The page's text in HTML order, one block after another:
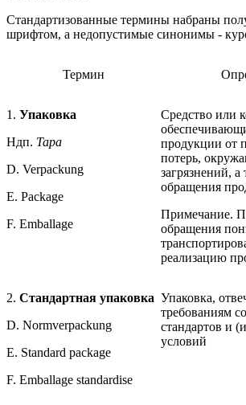
Стандартизованные термины набраны
шрифтом, а недопустимые синонимы -
Термин
1. Упаковка
Ндп. Тара
D. Verpackung
Е. Package
F. Emballage
Средство или
продукции от
потерь,
загрязнений, а
обращения
Примечание.
обращения
реализацию
2. Стандартная упаковка
D. Normverpackung
Е. Standard package
F. Emballage standardise
Упаковка,
требованиям
стандартов и
условий